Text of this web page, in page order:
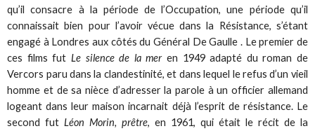
qu’il consacre à la période de l’Occupation, une période qu’il
connaissait bien pour l’avoir vécue dans la Résistance, s’étant
engagé à Londres aux côtés du Général De Gaulle . Le premier de
ces films fut Le silence de la meren 1949 adapté du roman de
Vercors paru dans la clandestinité, et dans lequel le refus d’un vieil
homme et de sa nièce d’adresser la parole à un officier allemand
logeant dans leur maison incarnait déjà l’esprit de résistance. Le
second futLéon Morin, prêtre, en 1961, qui était le récit de la